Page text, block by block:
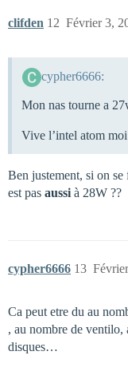
clifden Février 3,
12
cypher6666:
Mon nas tourne a
Vive l’intel atom
Ben justement, si on
est pas aussi à 28W ??
cypher6666 13
Ca peut etre du au
, au nombre de ventilo,
disques…